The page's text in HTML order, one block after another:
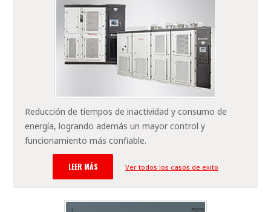
Reducción de tiempos de inactividad y consumo de
energía, logrando además un mayor control y
funcionamiento más confiable.
LEER MÁS Ver todos los casos de exito